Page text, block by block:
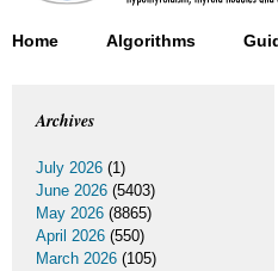
Home Algorithms
Archives
July 2026 (1)
June 2026 (5403)
May 2026 (8865)
April 2026 (550)
March 2026 (105)